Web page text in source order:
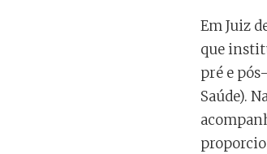
Em Juiz
que
pré e
Saúde).